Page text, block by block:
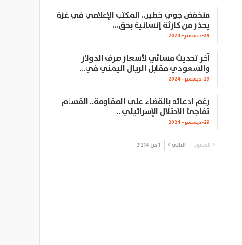
منخفض جوي خطير.. المكتب الإعلامي في غزة
يحذر من كارثة إنسانية بحق…
29-ديسمبر- 2024
آخر تحديث مسائي لأسعار صرف الدولار
والسعودي مقابل الريال اليمني في…
29-ديسمبر- 2024
رغم ادعائه بالقضاء على المقاومة.. القسام
تفاجئ الاحتلال الإسرائيلي…
29-ديسمبر- 2024
السابق التالي 1 من 2٬214